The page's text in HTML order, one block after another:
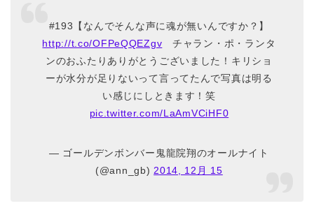
#193【なんでそんな声に魂が無いんですか？】
http://t.co/OFPeQQEZgv チャラン・ポ・ランタ
ンのおふたりありがとうございました！キリショ
ーが水分が足りないって言ってたんで写真は明る
い感じにしときます！笑
pic.twitter.com/LaAmVCiHF0
— ゴールデンボンバー鬼龍院翔のオールナイト
(@ann_gb) 2014, 12月 15